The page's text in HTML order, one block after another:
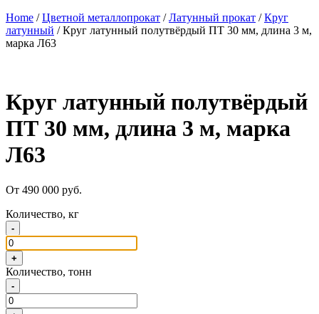
Home /Цветной металлопрокат /Латунный прокат /Круг
латунный / Круг латунный полутвёрдый ПТ 30 мм, длина 3 м,
марка Л63
Круг латунный полутвёрдый
ПТ 30 мм, длина 3 м, марка
Л63
От 490 000 руб.
Количество, кг
-
+
Количество, тонн
-